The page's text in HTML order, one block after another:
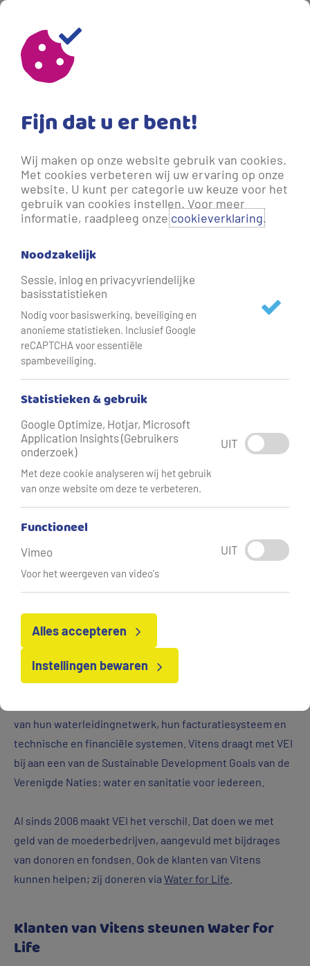
Internationale activiteiten
VEI
Vitens heeft een schat aan waterkennis in huis. Via VEI
wereld waar drinkwater geen vanzelfsprekendheid is.
Onze collega-waterbedrijven Evides, Waterbedrijf
Groningen, Brabant Water, WLN en
Waterleidingmaatschappij Limburg doen ook mee.
Onze eigen medewerkers worden uitgezonden naar
bijvoorbeeld Mozambique, Kenia en Bangladesh. Daar
van hun waterleidingnetwerk, hun facturatiesysteem en
technische en financiële systemen. Vitens draagt met VEI
bij aan een van de Sustainable Development Goals van de
Verenigde Naties: water en sanitatie voor iedereen.
Al sinds 2006 maakt VEI het verschil. Dat doen we met
geld van de moederbedrijven, aangevuld met bijdrages
van donoren en fondsen. Ook de klanten van Vitens
kunnen helpen; zij doneren via Water for Life
Klanten van Vitens steunen Water for
Life
Fijn dat u er bent!
Wij maken op onze website gebruik van cookies.
Met cookies verbeteren wij uw ervaring op onze
website. U kunt per categorie uw keuze voor het
gebruik van cookies instellen. Voor meer
informatie, raadpleeg onzecookieverklaring.
Noodzakelijk
Sessie, inlog en privacyvriendelijke
basisstatistieken
Nodig voor basiswerking, beveiliging en
anonieme statistieken. Inclusief Google
reCAPTCHA voor essentiële
spambeveiliging.
Statistieken & gebruik
Google Optimize, Hotjar, Microsoft
Application Insights (Gebruikers
onderzoek)
Met deze cookie analyseren wij het gebruik
van onze website om deze te verbeteren.
UIT
Functioneel
Vimeo
Voor het weergeven van video's
UIT
Alles accepteren
Instellingen bewaren